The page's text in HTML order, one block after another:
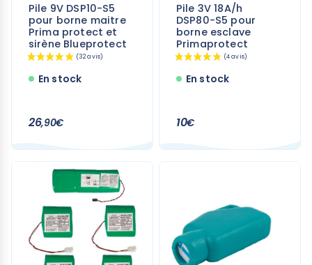
Pile 9V DSP10-S5
pour borne maitre
Prima protect et
sirène Blueprotect
En stock
26,90€
Pile 3V 18A/h
DSP80-S5 pour
borne esclave
Primaprotect
En stock
10€